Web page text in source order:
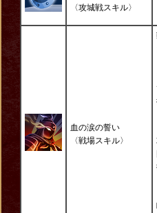
〈攻城戦スキル〉
血の涙の誓い
〈戦場スキル〉